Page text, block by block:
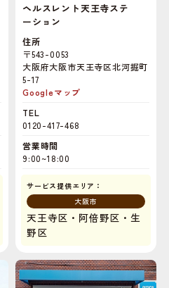
ヘルスレント天王寺ステ
ーション
住所
〒543-0053
大阪府大阪市天王寺区北河掘町
5-17
Googleマップ
TEL
0120-417-468
営業時間
9:00~18:00
サービス提供エリア：
大阪市
天王寺区・阿倍野区・生
野区